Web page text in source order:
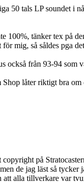
50 tals LP soundet i
100%, tänker tex på
mig, så såldes pga
också från 93-94 som
Shop låter riktigt bra
på
de jag läst så tycker
att alla tillverkare var